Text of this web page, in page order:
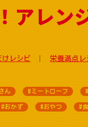
アレン
けレシピ 栄養満点レ
ん #ミートローフ
#おかず #おやつ #